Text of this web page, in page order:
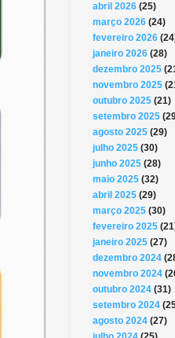
abril 2026 (25)
março 2026 (24)
fevereiro 2026
janeiro 2026 (28)
dezembro 2025
novembro 2025
outubro 2025 (21)
setembro 2025
agosto 2025 (29)
julho 2025 (30)
junho 2025 (28)
maio 2025 (32)
abril 2025 (29)
março 2025 (30)
fevereiro 2025
janeiro 2025 (27)
dezembro 2024
novembro 2024
outubro 2024 (31)
setembro 2024
agosto 2024 (27)